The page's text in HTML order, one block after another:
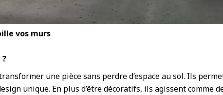
vos murs
une pièce sans perdre d’espace au sol. Ils
unique. En plus d’être décoratifs, ils agissent